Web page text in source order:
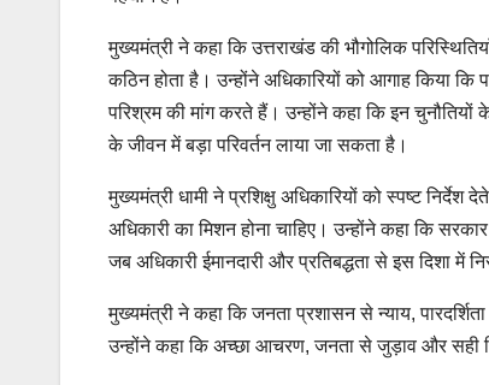
मुख्यमंत्री ने कहा कि उत्तराखंड की भौगोलिक
कठिन होता है। उन्होंने अधिकारियों को आगाह किया
परिश्रम की मांग करते हैं। उन्होंने कहा कि इन
के जीवन में बड़ा परिवर्तन लाया जा सकता है।
मुख्यमंत्री धामी ने प्रशिक्षु अधिकारियों को स्पष्ट
अधिकारी का मिशन होना चाहिए। उन्होंने कहा कि
जब अधिकारी ईमानदारी और प्रतिबद्धता से इस दिशा में
मुख्यमंत्री ने कहा कि जनता प्रशासन से न्याय,
उन्होंने कहा कि अच्छा आचरण, जनता से जुड़ाव और सही